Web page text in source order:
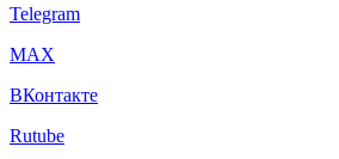
Telegram
МАХ
ВКонтакте
Rutube